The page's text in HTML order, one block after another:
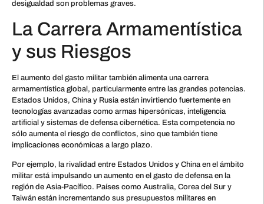
desigualdad son problemas graves.
La Carrera Armamentística
y sus Riesgos
El aumento del gasto militar también alimenta una carrera
armamentística global, particularmente entre las grandes potencias.
Estados Unidos, China y Rusia están invirtiendo fuertemente en
tecnologías avanzadas como armas hipersónicas, inteligencia
artificial y sistemas de defensa cibernética. Esta competencia no
sólo aumenta el riesgo de conflictos, sino que también tiene
implicaciones económicas a largo plazo.
Por ejemplo, la rivalidad entre Estados Unidos y China en el ámbito
militar está impulsando un aumento en el gasto de defensa en la
región de Asia-Pacífico. Países como Australia, Corea del Sur y
Taiwán están incrementando sus presupuestos militares en